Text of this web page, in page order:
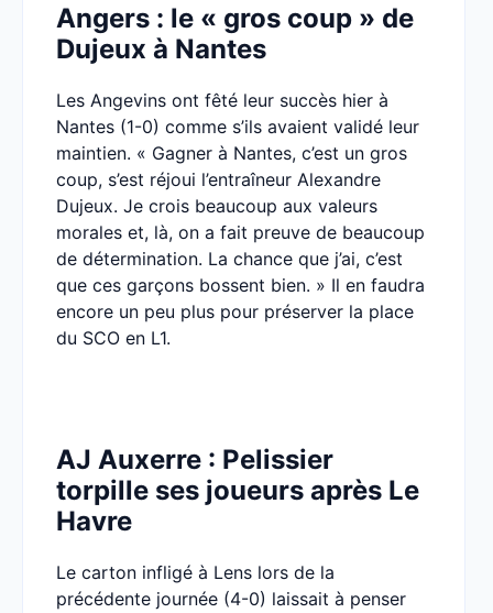
Angers : le « gros coup » de
Dujeux à Nantes
Les Angevins ont fêté leur succès hier à
Nantes (1-0) comme s’ils avaient validé leur
maintien. « Gagner à Nantes, c’est un gros
coup, s’est réjoui l’entraîneur Alexandre
Dujeux. Je crois beaucoup aux valeurs
morales et, là, on a fait preuve de beaucoup
de détermination. La chance que j’ai, c’est
que ces garçons bossent bien. » Il en faudra
encore un peu plus pour préserver la place
du SCO en L1.
AJ Auxerre : Pelissier
torpille ses joueurs après Le
Havre
Le carton infligé à Lens lors de la
précédente journée (4-0) laissait à penser